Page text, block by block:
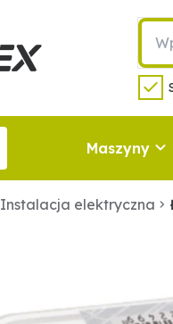
Maszyny
Instalacja elektryczna